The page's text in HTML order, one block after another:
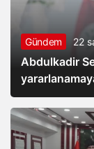
Gündem 22
Abdulkadir